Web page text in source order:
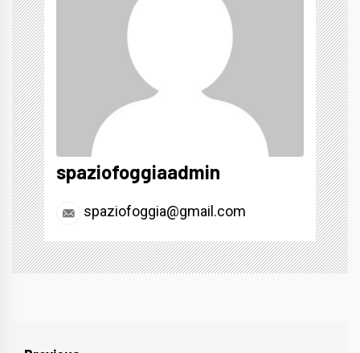
spaziofoggiaadmin
spaziofoggia@gmail.com